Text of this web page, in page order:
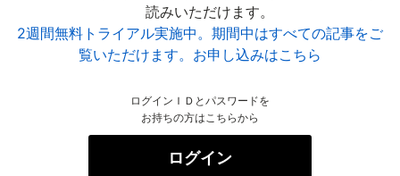
読みいただけます。
2週間無料トライアル実施中。期間中はすべての記事をご
覧いただけます。お申し込みはこちら
ログインＩＤとパスワードを
お持ちの方はこちらから
ログイン